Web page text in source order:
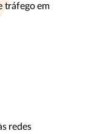
tráfego em
redes